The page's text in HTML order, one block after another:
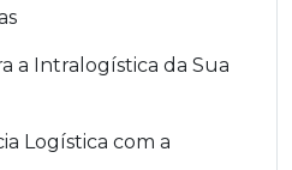
a Intralogística da Sua
Logística com a